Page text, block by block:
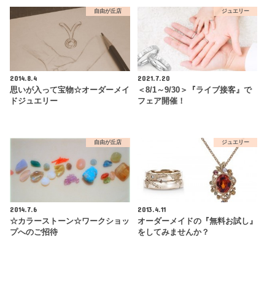
自由が丘店
2014.8.4
思いが入って宝物☆オーダーメイ
ドジュエリー
ジュエリー
2021.7.20
＜8/1～9/30＞『ライブ接客』で
フェア開催！
自由が丘店
2014.7.6
☆カラーストーン☆ワークショッ
プへのご招待
ジュエリー
2013.4.11
オーダーメイドの『無料お試し』
をしてみませんか？